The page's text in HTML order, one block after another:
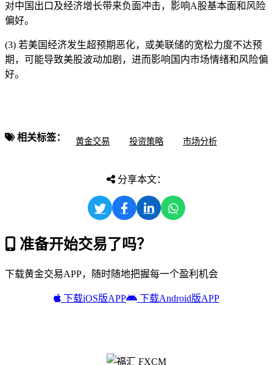
对中国出口及经济增长带来负面冲击，影响A股基本面和风险
偏好。
(3) 若美国经济发生超预期恶化，或美联储的宽松力度不达预
期，可能导致美股波动加剧，进而影响国内市场情绪和风险偏
好。
相关标签： 黄金交易 投资策略 市场分析
分享本文：
准备开始交易了吗？
下载黄金交易APP，随时随地把握每一个盈利机会
下载iOS版APP 下载Android版APP